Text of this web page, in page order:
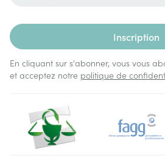
Inscription
En cliquant sur s'abonner, vous vous
et acceptez notre politique de